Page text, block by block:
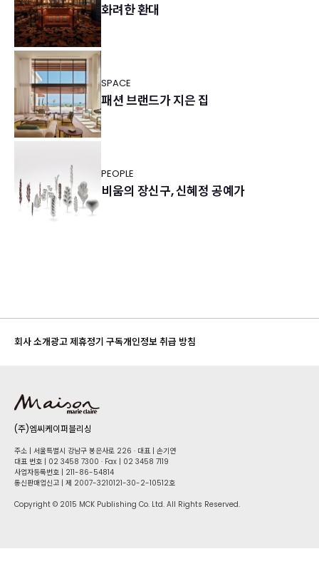
화려한 환대
SPACE
패션 브랜드가 지은 집
PEOPLE
비움의 장신구, 신혜정 공예가
회사 소개광고 제휴정기 구독개인정보 취급 방침
(주)엠씨케이퍼블리싱
주소 | 서울특별시 강남구 봉은사로 226 · 대표 | 손기연
대표 번호 | 02 34​58 7300 · Fax | 02 34​58 7119
사업자등록번호 | 211-86-5​4814
통신판매업신고 | 제 2007-3210121-30-2-10512호
Copyright © 2015 MCK Publishing Co. Ltd. All Rights Reserved.